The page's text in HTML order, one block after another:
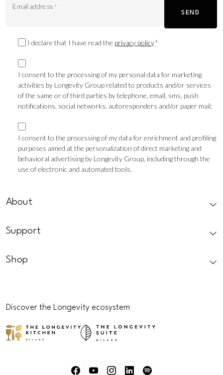
Email address *
SEND
PrivacyI declare that I have read the privacy policy*
Marketing
consent
TLS
I consent to the processing of my personal data for marketing
activities by Longevity Group related to products and/or services
of the same or of third parties by telephone, email, sms, push
notifications, social networks, autoresponders and/or paper mail;
Marketing
consent
Profilazione
I consent to the processing of my data for enrichment and profiling
purposes aimed at the personalization of direct marketing and
behavioral advertising by Longevity Group, including through the
use of electronic and automated tools.
About
Support
Shop
Discover the Longevity ecosystem